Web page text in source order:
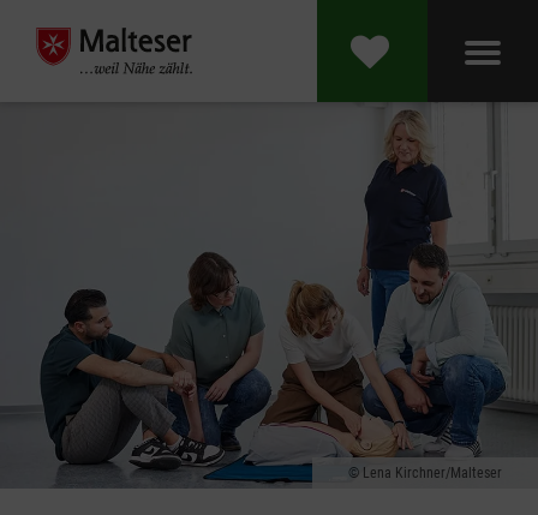
Lena Kirchner/Malteser